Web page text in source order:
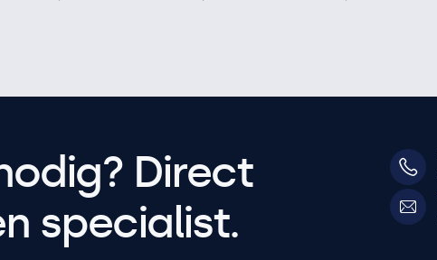
Direct
specialist.